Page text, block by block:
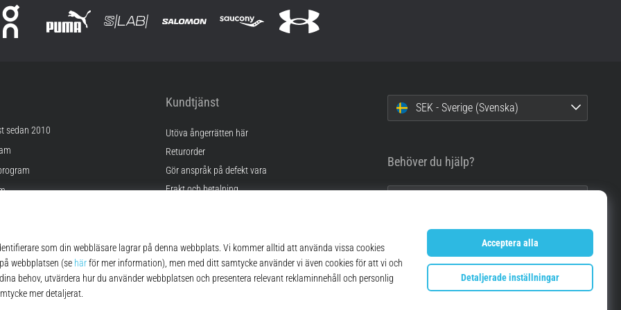
sedan 2010
Kundtjänst
Utöva ångerrätten här
Returorder
Gör anspråk på defekt vara
Frakt och betalning
FAQ
Sekretesspolicy
SEK - Sverige (Svenska)
Behöver du hjälp?